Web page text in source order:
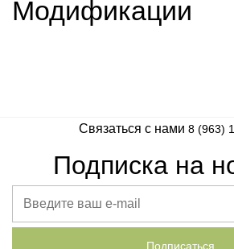
Модификации
Связаться с нами 8 (963)
Подписка на
Подписаться